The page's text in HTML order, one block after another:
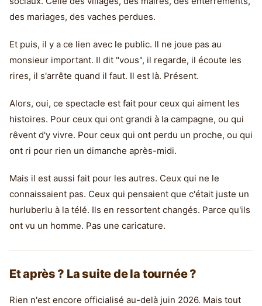
des mariages, des vaches perdues.
Et puis, il y a ce lien avec le public. Il ne joue pas au
monsieur important. Il dit "vous", il regarde, il écoute les
rires, il s'arrête quand il faut. Il est là. Présent.
Alors, oui, ce spectacle est fait pour ceux qui aiment les
histoires. Pour ceux qui ont grandi à la campagne, ou qui
rêvent d'y vivre. Pour ceux qui ont perdu un proche, ou qui
ont ri pour rien un dimanche après-midi.
Mais il est aussi fait pour les autres. Ceux qui ne le
connaissaient pas. Ceux qui pensaient que c'était juste un
hurluberlu à la télé. Ils en ressortent changés. Parce qu'ils
ont vu un homme. Pas une caricature.
Et après ? La suite de la tournée ?
Rien n'est encore officialisé au-delà juin 2026. Mais tout